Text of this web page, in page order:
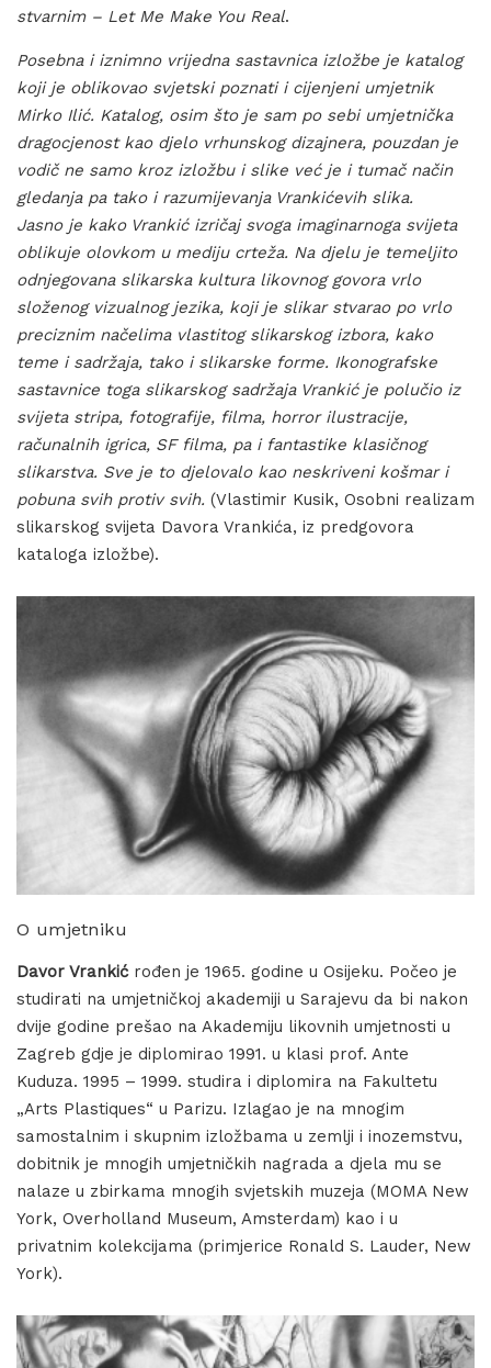
stvarnim – Let Me Make You Real.
Posebna i iznimno vrijedna sastavnica izložbe je katalog
koji je oblikovao svjetski poznati i cijenjeni umjetnik
Mirko Ilić. Katalog, osim što je sam po sebi umjetnička
dragocjenost kao djelo vrhunskog dizajnera, pouzdan je
vodič ne samo kroz izložbu i slike već je i tumač način
gledanja pa tako i razumijevanja Vrankićevih slika.
Jasno je kako Vrankić izričaj svoga imaginarnoga svijeta
oblikuje olovkom u mediju crteža. Na djelu je temeljito
odnjegovana slikarska kultura likovnog govora vrlo
složenog vizualnog jezika, koji je slikar stvarao po vrlo
preciznim načelima vlastitog slikarskog izbora, kako
teme i sadržaja, tako i slikarske forme. Ikonografske
sastavnice toga slikarskog sadržaja Vrankić je polučio iz
svijeta stripa, fotografije, filma, horror ilustracije,
računalnih igrica, SF filma, pa i fantastike klasičnog
slikarstva. Sve je to djelovalo kao neskriveni košmar i
pobuna svih protiv svih. (Vlastimir Kusik, Osobni realizam
slikarskog svijeta Davora Vrankića, iz predgovora
kataloga izložbe).
O umjetniku
Davor Vrankićrođen je 1965. godine u Osijeku. Počeo je
studirati na umjetničkoj akademiji u Sarajevu da bi nakon
dvije godine prešao na Akademiju likovnih umjetnosti u
Zagreb gdje je diplomirao 1991. u klasi prof. Ante
Kuduza. 1995 – 1999. studira i diplomira na Fakultetu
„Arts Plastiques“ u Parizu. Izlagao je na mnogim
samostalnim i skupnim izložbama u zemlji i inozemstvu,
dobitnik je mnogih umjetničkih nagrada a djela mu se
nalaze u zbirkama mnogih svjetskih muzeja (MOMA New
York, Overholland Museum, Amsterdam) kao i u
privatnim kolekcijama (primjerice Ronald S. Lauder, New
York).